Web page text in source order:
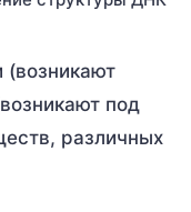
под
различных